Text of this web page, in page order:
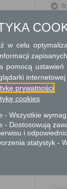
w celu
pomocą
prywatności
cookies
- Wszystkie
- Dostosowują
i
statystyk -